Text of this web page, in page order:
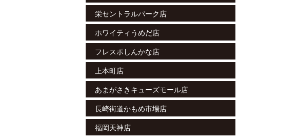
栄セントラルパーク店
ホワイティうめだ店
フレスポしんかな店
上本町店
あまがさきキューズモール店
長崎街道かもめ市場店
福岡天神店